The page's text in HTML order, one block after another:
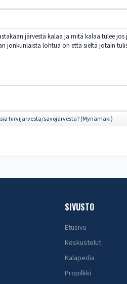
järvestä kalaa ja mitä kalaa tulee
jonkunlaista lohtua on että sieltä jotain
hirvijärvestä/savojärvestä? (Mynämäki)
SIVUSTO
Etusivu
Keskustelut
Kalapedia
Propilkki